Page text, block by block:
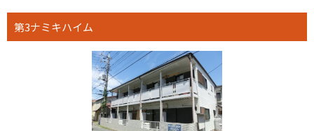
第3ナミキハイム